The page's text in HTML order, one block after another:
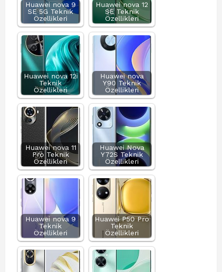
Huawei nova 9
SE 5G Teknik
Özellikleri
Huawei nova 12
SE Teknik
Özellikleri
Huawei nova 12i
Teknik
Özellikleri
Huawei nova
Y90 Teknik
Özellikleri
Huawei nova 11
Pro Teknik
Özellikleri
Huawei Nova
Y72S Teknik
Özellikleri
Huawei nova 9
Teknik
Özellikleri
Huawei P50 Pro
Teknik
Özellikleri